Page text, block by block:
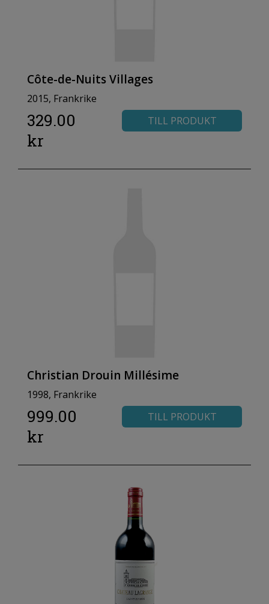
Côte-de-Nuits Villages
2015, Frankrike
329.00
kr
TILL PRODUKT
Christian Drouin Millésime
1998, Frankrike
999.00
kr
TILL PRODUKT